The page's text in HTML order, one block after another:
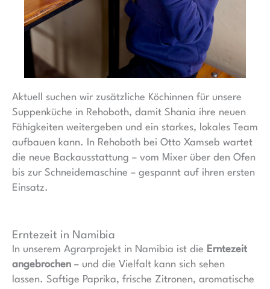
Aktuell suchen wir zusätzliche Köchinnen für unsere
Suppenküche in Rehoboth, damit Shania ihre neuen
Fähigkeiten weitergeben und ein starkes, lokales Team
aufbauen kann. In Rehoboth bei Otto Xamseb wartet
die neue Backausstattung – vom Mixer über den Ofen
bis zur Schneidemaschine – gespannt auf ihren ersten
Einsatz.
Erntezeit in Namibia
In unserem Agrarprojekt in Namibia ist die Erntezeit
angebrochen – und die Vielfalt kann sich sehen
lassen. Saftige Paprika, frische Zitronen, aromatische